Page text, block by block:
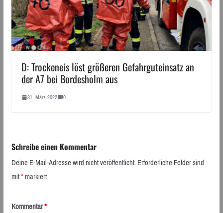
D: Trockeneis löst größeren Gefahrguteinsatz an
der A7 bei Bordesholm aus
31. März 2022 0
Schreibe einen Kommentar
Deine E-Mail-Adresse wird nicht veröffentlicht.Erforderliche Felder sind
mit*markiert
Kommentar*